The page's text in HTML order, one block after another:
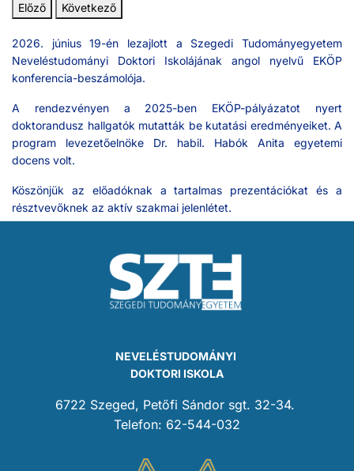
Előző Következő
2026. június 19-én lezajlott a Szegedi Tudományegyetem
Neveléstudományi Doktori Iskolájának angol nyelvű EKÖP
konferencia-beszámolója.
A rendezvényen a 2025-ben EKÖP-pályázatot nyert
doktorandusz hallgatók mutatták be kutatási eredményeiket. A
program levezetőelnöke Dr. habil. Habók Anita egyetemi
docens volt.
Köszönjük az előadóknak a tartalmas prezentációkat és a
résztvevőknek az aktív szakmai jelenlétet.
NEVELÉSTUDOMÁNYI
DOKTORI ISKOLA
6722 Szeged, Petőfi Sándor sgt. 32-34.
Telefon: 62-544-032